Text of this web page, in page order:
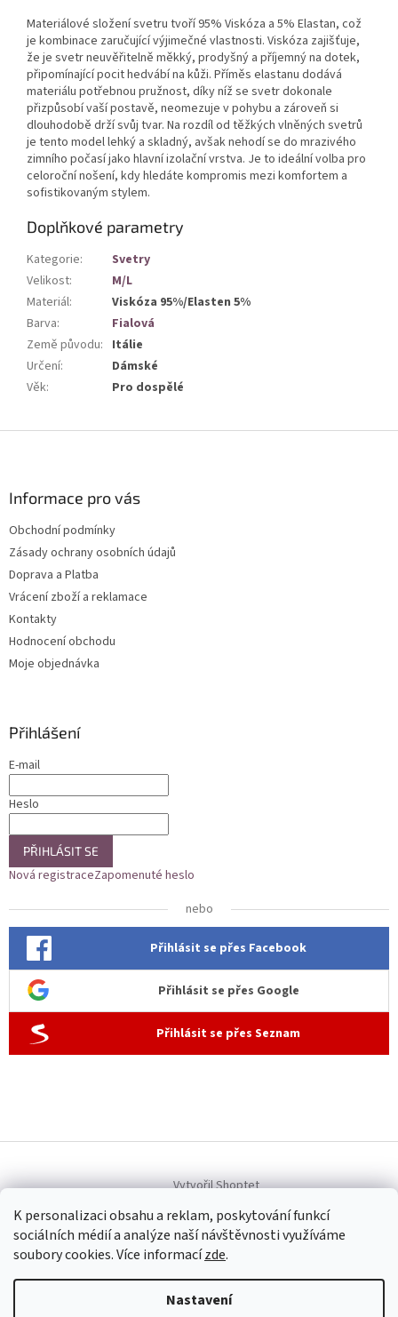
K personalizaci obsahu a reklam, poskytování funkcí
sociálních médií a analýze naší návštěvnosti využíváme
soubory cookies. Více informacízde.
Nastavení
Materiálové složení svetru tvoří 95% Viskóza a 5% Elastan, což
je kombinace zaručující výjimečné vlastnosti. Viskóza zajišťuje,
že je svetr neuvěřitelně měkký, prodyšný a příjemný na dotek,
připomínající pocit hedvábí na kůži. Příměs elastanu dodává
materiálu potřebnou pružnost, díky níž se svetr dokonale
přizpůsobí vaší postavě, neomezuje v pohybu a zároveň si
dlouhodobě drží svůj tvar. Na rozdíl od těžkých vlněných svetrů
je tento model lehký a skladný, avšak nehodí se do mrazivého
zimního počasí jako hlavní izolační vrstva. Je to ideální volba pro
celoroční nošení, kdy hledáte kompromis mezi komfortem a
sofistikovaným stylem.
Doplňkové parametry
Kategorie:
Svetry
Velikost:
M/L
Materiál:
Viskóza 95%/Elasten 5%
Barva:
Fialová
Země původu: Itálie
Určení:
Dámské
Věk: Pro dospělé
Informace pro vás
Obchodní podmínky
Zásady ochrany osobních údajů
Doprava a Platba
Vrácení zboží a reklamace
Kontakty
Hodnocení obchodu
Moje objednávka
Přihlášení
E-mail
Heslo
PŘIHLÁSIT SE
Nová registraceZapomenuté heslo
nebo
Přihlásit se přes Facebook
Přihlásit se přes Google
Přihlásit se přes Seznam
Vytvořil Shoptet
Copyright 2026 Allen dámská móda. Všechna práva vyhrazena.
Upravit nastavení cookies